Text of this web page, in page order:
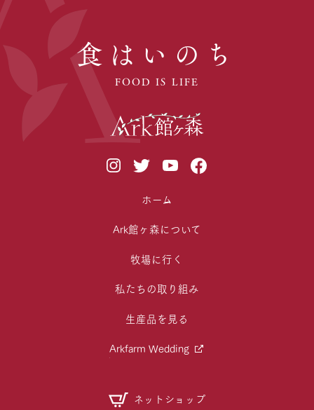
食はいのち
FOOD IS LIFE
ホーム
Ark館ヶ森について
牧場に行く
私たちの取り組み
生産品を見る
Arkfarm Wedding
ネットショップ